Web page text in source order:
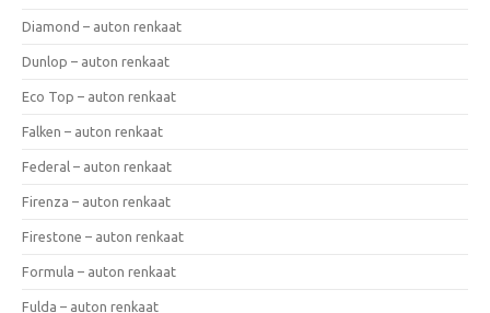
Diamond – auton renkaat
Dunlop – auton renkaat
Eco Top – auton renkaat
Falken – auton renkaat
Federal – auton renkaat
Firenza – auton renkaat
Firestone – auton renkaat
Formula – auton renkaat
Fulda – auton renkaat